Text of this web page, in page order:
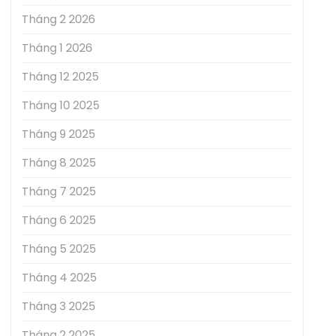
Tháng 2 2026
Tháng 1 2026
Tháng 12 2025
Tháng 10 2025
Tháng 9 2025
Tháng 8 2025
Tháng 7 2025
Tháng 6 2025
Tháng 5 2025
Tháng 4 2025
Tháng 3 2025